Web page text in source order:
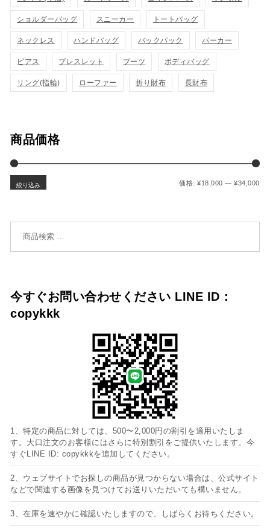
ショルダーバッグ スニーカー トートバッグ
ネックレス ハンドバッグ バックパック パーカー
ピアス ブレスレット ブーツ ボディバッグ
リング(指輪) ローファー 折り財布 長財布
商品価格
最
最
絞り込み 価格:¥18,000 —¥34,000
今すぐお問い合わせください LINE ID：
copykkk
1、特定の商品に対しては、500〜2,000円の割引を適用いたしま
す。大口注文のお客様にはさらに特別割引をご提供いたします。今
すぐLINE ID: copykkkを追加してください。
2、ウェブサイトでお探しの商品が見つからない場合は、公式サイト
などで関連する画像を見つけてお送りいただいても構いません。
3、在庫を速やかに確認いたしますので、しばらくお待ちください。